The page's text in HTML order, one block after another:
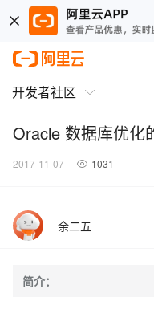
开发者社区
Oracle 数据库优化
2017-11-07 1031
余二五
简介：